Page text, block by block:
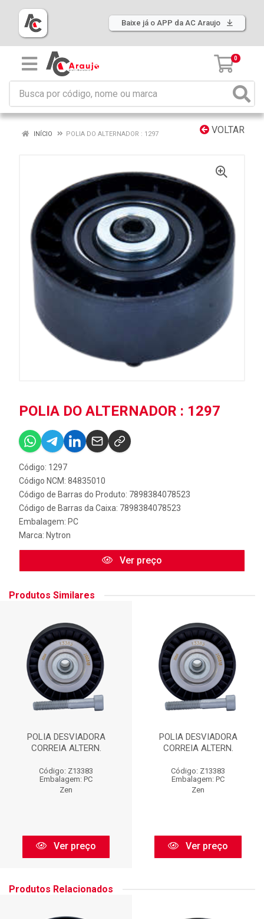
Baixe já o APP da AC Araujo
0
VOLTAR
INÍCIO POLIA DO ALTERNADOR : 1297
POLIA DO ALTERNADOR : 1297
Código: 1297
Código NCM: 84835010
Código de Barras do Produto: 7898384078523
Código de Barras da Caixa: 7898384078523
Embalagem: PC
Marca: Nytron
Ver preço
Produtos Similares
POLIA DESVIADORA
CORREIA ALTERN.
Código: Z13383
Embalagem: PC
Zen
Ver preço
POLIA DESVIADORA
CORREIA ALTERN.
Código: Z13383
Embalagem: PC
Zen
Ver preço
Produtos Relacionados